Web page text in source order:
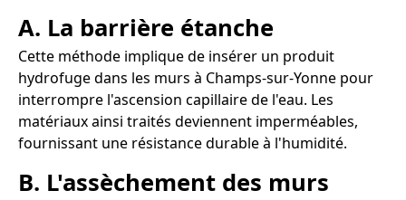
A. La barrière étanche
Cette méthode implique de insérer un produit
hydrofuge dans les murs à Champs-sur-Yonne pour
interrompre l'ascension capillaire de l'eau. Les
matériaux ainsi traités deviennent imperméables,
fournissant une résistance durable à l'humidité.
B. L'assèchement des murs